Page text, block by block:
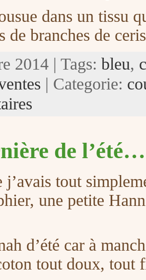
dans un tissu
de branches de
2014 | Tags: bleu,
| Categorie:
de l’été…
j’avais tout
une petite
d’été car à
tout doux, tout